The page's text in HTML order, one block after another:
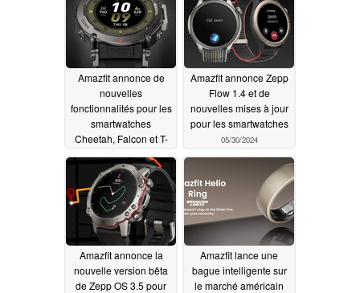
06/06/2024
Amazfit annonce de
nouvelles
fonctionnalités pour les
smartwatches
Cheetah, Falcon et T-
Rex Ultra06/05/2024
Amazfit annonce Zepp
Flow 1.4 et de
nouvelles mises à jour
pour les smartwatches
05/30/2024
Amazfit annonce la
nouvelle version bêta
de Zepp OS 3.5 pour
Amazfit lance une
bague intelligente sur
le marché américain